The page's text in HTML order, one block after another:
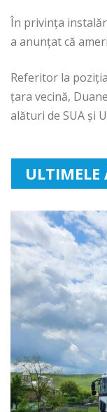
În privinţa
a anunţat că
Referitor la
ţara vecină,
alături de SUA şi
ULTIMELE